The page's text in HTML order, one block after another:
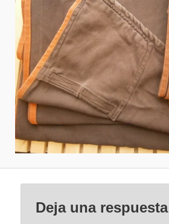
Deja una respuesta